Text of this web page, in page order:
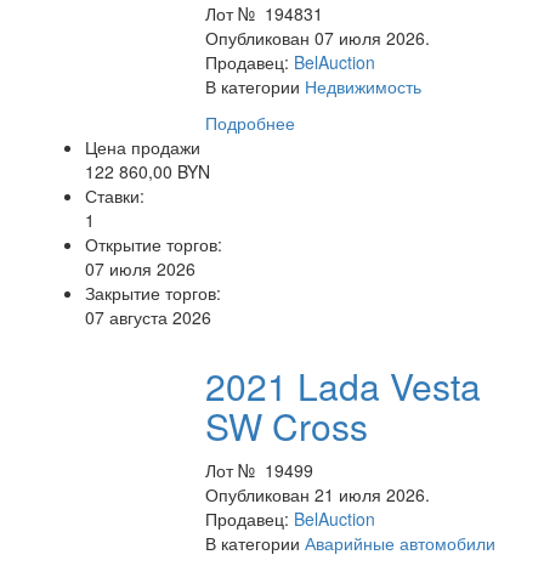
Лот № 194831
Опубликован 07 июля 2026.
Продавец: BelAuction
В категории Недвижимость
Подробнее
Цена продажи
122 860,00 BYN
Ставки:
1
Открытие торгов:
07 июля 2026
Закрытие торгов:
07 августа 2026
2021 Lada Vesta
SW Cross
Лот № 19499
Опубликован 21 июля 2026.
Продавец: BelAuction
В категорииАварийные автомобили